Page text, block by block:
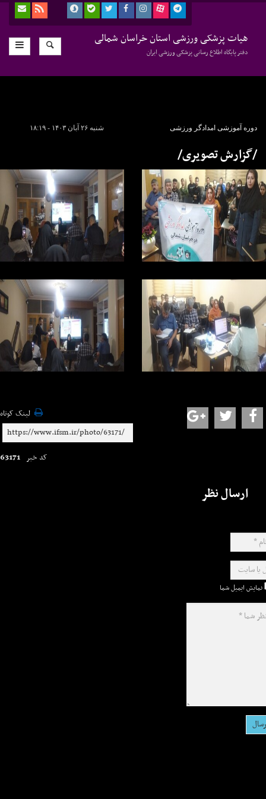
هیات پزشکی ورزشی استان خراسان شمالی
دفتر پایگاه اطلاع رسانی پزشکی ورزشی ایران
شنبه ۲۶ آبان ۱۴۰۳ - ۱۸:۱۹ دوره آموزشی امدادگر ورزشی
/گزارش تصویری/
لینک کوتاه
کد خبر 63171
ارسال نظر
نمایش ایمیل شما